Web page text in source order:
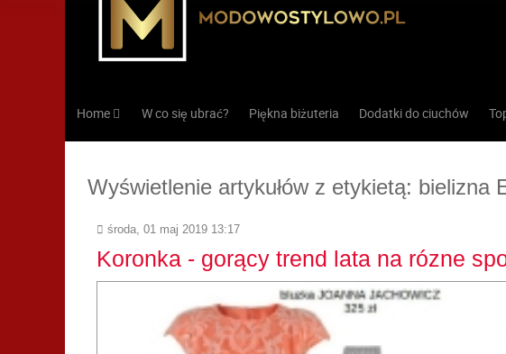
Home W co się ubrać? Piękna biżuteria Dodatki do ciuchów
Wyświetlenie artykułów z etykietą: bielizna
środa, 01 maj 2019 13:17
Koronka - gorący trend lata na rózne